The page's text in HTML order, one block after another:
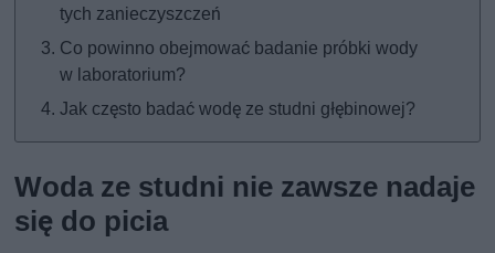
tych zanieczyszczeń
Co powinno obejmować badanie próbki wody
w laboratorium?
Jak często badać wodę ze studni głębinowej?
Woda ze studni nie zawsze nadaje
się do picia